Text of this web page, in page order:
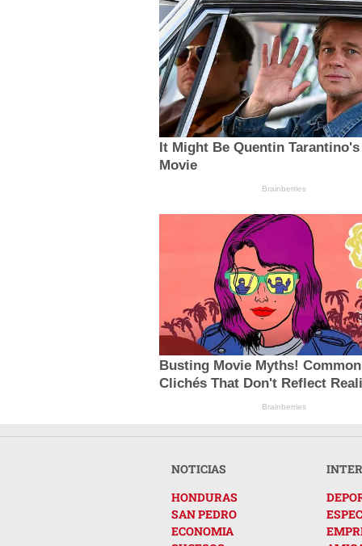
It Might Be Quentin
Movie
Brainberries
Busting Movie Myths! Common
Clichés That Don't Reflect
Brainberries
NOTICIAS
HONDURAS
SAN PEDRO
ECONOMIA